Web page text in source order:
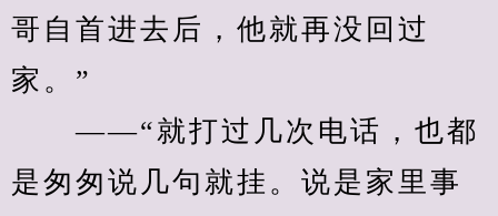
哥自首进去后，他就再没回过
家。”
——“就打过几次电话，也都
是匆匆说几句就挂。说是家里事